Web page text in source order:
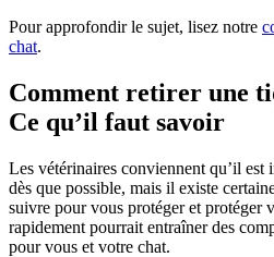
Pour approfondir le sujet, lisez notre
chat.
Comment retirer une
Ce qu’il faut savoir
Les vétérinaires conviennent qu’il est
dès que possible, mais il existe
suivre pour vous protéger et protéger
rapidement pourrait entraîner des
pour vous et votre chat.